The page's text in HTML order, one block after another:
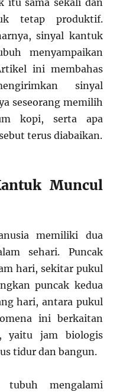
itu sama sekali dan
tetap produktif.
sinyal kantuk
menyampaikan
ini membahas
sinyal
seseorang memilih
kopi, serta apa
terus diabaikan.
Muncul
memiliki dua
sehari. Puncak
hari, sekitar pukul
puncak kedua
hari, antara pukul
ini berkaitan
yaitu jam biologis
tidur dan bangun.
tubuh mengalami